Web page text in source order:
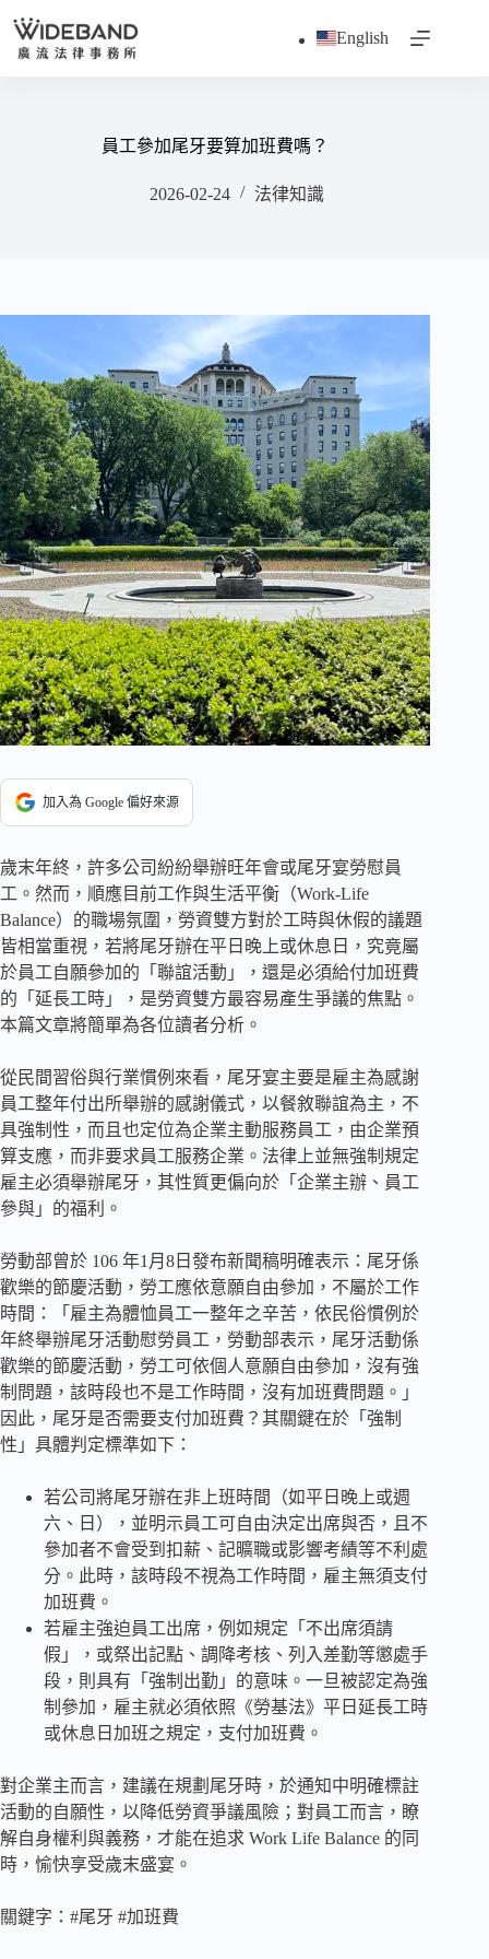
English
員工參加尾牙要算加班費嗎？
2026-02-24 法律知識
加入為 Google 偏好來源
歲末年終，許多公司紛紛舉辦旺年會或尾牙宴勞慰員
工。然而，順應目前工作與生活平衡（Work-Life
Balance）的職場氛圍，勞資雙方對於工時與休假的議題
皆相當重視，若將尾牙辦在平日晚上或休息日，究竟屬
於員工自願參加的「聯誼活動」，還是必須給付加班費
的「延長工時」，是勞資雙方最容易產生爭議的焦點。
本篇文章將簡單為各位讀者分析。
從民間習俗與行業慣例來看，尾牙宴主要是雇主為感謝
員工整年付出所舉辦的感謝儀式，以餐敘聯誼為主，不
具強制性，而且也定位為企業主動服務員工，由企業預
算支應，而非要求員工服務企業。法律上並無強制規定
雇主必須舉辦尾牙，其性質更偏向於「企業主辦、員工
參與」的福利。
勞動部曾於 106 年1月8日發布新聞稿明確表示：尾牙係
歡樂的節慶活動，勞工應依意願自由參加，不屬於工作
時間：「雇主為體恤員工一整年之辛苦，依民俗慣例於
年終舉辦尾牙活動慰勞員工，勞動部表示，尾牙活動係
歡樂的節慶活動，勞工可依個人意願自由參加，沒有強
制問題，該時段也不是工作時間，沒有加班費問題。」
因此，尾牙是否需要支付加班費？其關鍵在於「強制
性」具體判定標準如下：
若公司將尾牙辦在非上班時間（如平日晚上或週
六、日），並明示員工可自由決定出席與否，且不
參加者不會受到扣薪、記曠職或影響考績等不利處
分。此時，該時段不視為工作時間，雇主無須支付
加班費。
若雇主強迫員工出席，例如規定「不出席須請
假」，或祭出記點、調降考核、列入差勤等懲處手
段，則具有「強制出勤」的意味。一旦被認定為強
制參加，雇主就必須依照《勞基法》平日延長工時
或休息日加班之規定，支付加班費。
對企業主而言，建議在規劃尾牙時，於通知中明確標註
活動的自願性，以降低勞資爭議風險；對員工而言，瞭
解自身權利與義務，才能在追求 Work Life Balance 的同
時，愉快享受歲末盛宴。
關鍵字：#尾牙 #加班費